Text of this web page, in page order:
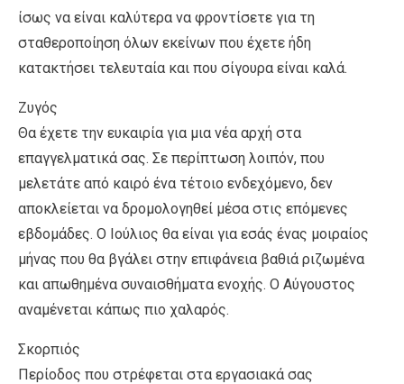
ίσως να είναι καλύτερα να φροντίσετε για τη
σταθεροποίηση όλων εκείνων που έχετε ήδη
κατακτήσει τελευταία και που σίγουρα είναι καλά.
Ζυγός
Θα έχετε την ευκαιρία για μια νέα αρχή στα
επαγγελματικά σας. Σε περίπτωση λοιπόν, που
μελετάτε από καιρό ένα τέτοιο ενδεχόμενο, δεν
αποκλείεται να δρομολογηθεί μέσα στις επόμενες
εβδομάδες. Ο Ιούλιος θα είναι για εσάς ένας μοιραίος
μήνας που θα βγάλει στην επιφάνεια βαθιά ριζωμένα
και απωθημένα συναισθήματα ενοχής. Ο Αύγουστος
αναμένεται κάπως πιο χαλαρός.
Σκορπιός
Περίοδος που στρέφεται στα εργασιακά σας